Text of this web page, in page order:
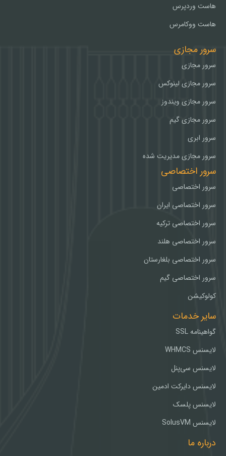
هاست وردپرس
هاست ووکامرس
سرور مجازی
سرور مجازی
سرور مجازی لینوکس
سرور مجازی ویندوز
سرور مجازی گیم
سرور ابری
سرور مجازی مدیریت شده
سرور اختصاصی
سرور اختصاصی
سرور اختصاصی ایران
سرور اختصاصی ترکیه
سرور اختصاصی هلند
سرور اختصاصی بلغارستان
سرور اختصاصی گیم
کولوکیشن
سایر خدمات
گواهینامه SSL
لایسنس WHMCS
لایسنس سی‌پنل
لایسنس دایرکت ادمین
لایسنس پلسک
لایسنس SolusVM
درباره ما